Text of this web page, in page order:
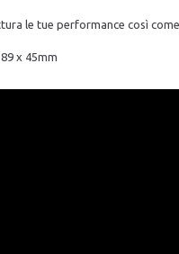
le tue performance così
x 45mm